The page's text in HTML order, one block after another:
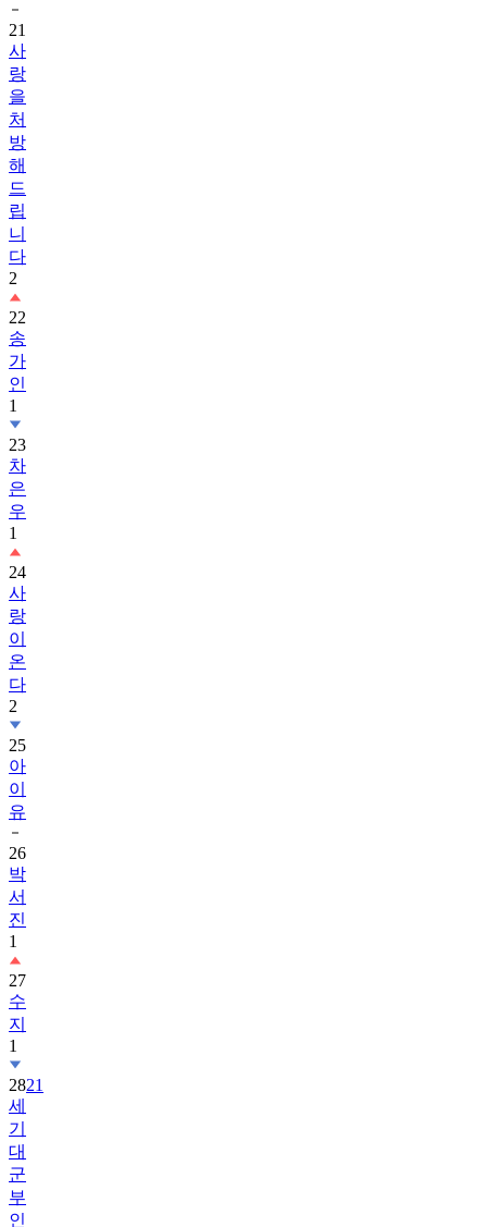
21
사
랑
을
처
방
해
드
립
니
다
2
22
송
가
인
1
23
차
은
우
1
24
사
랑
이
온
다
2
25
아
이
유
26
박
서
진
1
27
수
지
1
2821
세
기
대
군
부
인